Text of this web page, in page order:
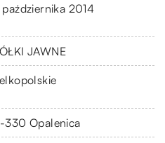
2014
JAWNE
330 Opalenica